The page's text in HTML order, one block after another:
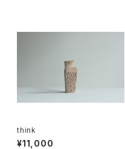
think
¥11,000